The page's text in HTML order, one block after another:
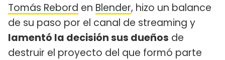
Tomás Rebord en Blender, hizo un balance
de su paso por el canal de streaming y
lamentó la decisión sus dueños de
destruir el proyecto del que formó parte